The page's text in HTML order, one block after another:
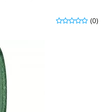
(0)